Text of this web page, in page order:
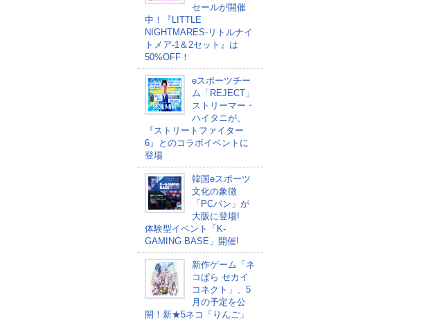
セールが開催
中！『LITTLE
NIGHTMARES-リトルナイ
トメア-1＆2セット』は
50%OFF！
eスポーツチー
ム「REJECT」
ストリーマー・
ハイタニが、
『ストリートファイター
6』とのコラボイベントに
登場
韓国eスポーツ
文化の象徴
「PCバン」が
大阪に登場!
体験型イベント「K-
GAMING BASE」開催!
新作ゲーム「ネ
コぱら セカイ
コネクト」、5
月の予定を公
開！新★5ネコ「りんご」